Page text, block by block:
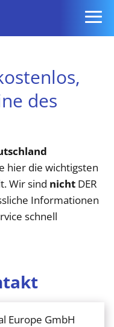
des
hier die wichtigsten
Wir sind nicht DER
Informationen
schnell
Europe GmbH